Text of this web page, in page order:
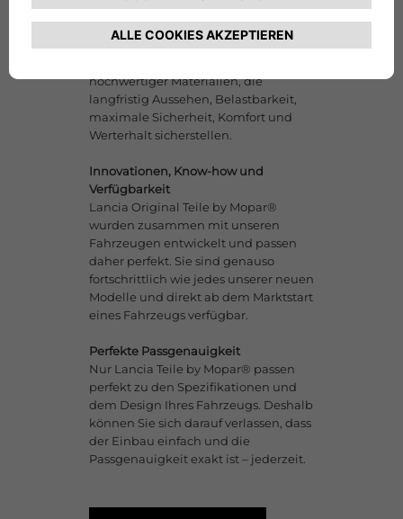
versteht dessen Funktionsweise und
seine Technologien besser als wir.
Unsere gesamte Produktpalette
hochwertiger Materialien, die
langfristig Aussehen, Belastbarkeit,
maximale Sicherheit, Komfort und
Werterhalt sicherstellen.
Innovationen, Know-how und
Verfügbarkeit
Lancia Original Teile by Mopar®
wurden zusammen mit unseren
Fahrzeugen entwickelt und passen
daher perfekt. Sie sind genauso
fortschrittlich wie jedes unserer neuen
Modelle und direkt ab dem Marktstart
eines Fahrzeugs verfügbar.
Perfekte Passgenauigkeit
Nur Lancia Teile by Mopar® passen
perfekt zu den Spezifikationen und
dem Design Ihres Fahrzeugs. Deshalb
können Sie sich darauf verlassen, dass
der Einbau einfach und die
Passgenauigkeit exakt ist – jederzeit.